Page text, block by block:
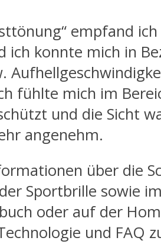
empfand
ich konnte mich in
fühlte mich im
und die Sicht
angenehm.
über die
Sportbrille sowie
oder auf der
und FAQ